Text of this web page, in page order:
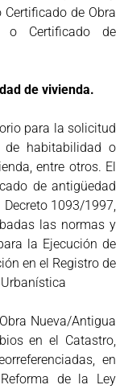
de Obra
o Certificado de
de vivienda.
para la solicitud
habitabilidad o
entre otros. El
de antigüedad
1093/1997,
las normas y
la Ejecución de
en el Registro de
Nueva/Antigua
en el Catastro,
en
de la Ley